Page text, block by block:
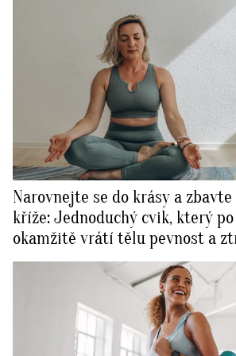
Narovnejte se do krásy a
kříže: Jednoduchý cvik, který
okamžitě vrátí tělu pevnost a